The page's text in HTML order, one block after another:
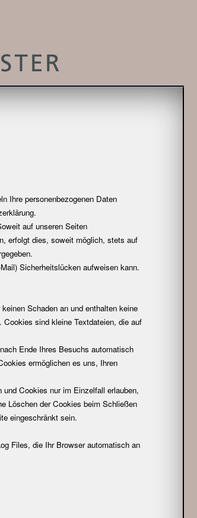
Ihre personenbezogenen Daten
auf unseren Seiten
erfolgt dies, soweit möglich, stets auf
Sicherheitslücken aufweisen kann.
Schaden an und enthalten keine
sind kleine Textdateien, die auf
Ende Ihres Besuchs automatisch
ermöglichen es uns, Ihren
Cookies nur im Einzelfall erlauben,
Löschen der Cookies beim Schließen
eingeschränkt sein.
Files, die Ihr Browser automatisch an